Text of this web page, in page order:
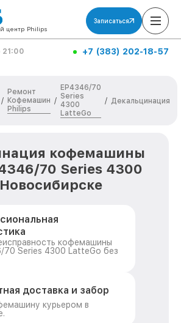
центр Philips
Записаться
21:00 +7 (383) 202-18-57
/
Ремонт
Кофемашин
Philips
/
EP4346/70
Series
4300
LatteGo
/ Декальцинация
кофемашины
70 Series 4300
кофемашины
70 Series 4300 LatteGo без
доставка и забор
курьером в